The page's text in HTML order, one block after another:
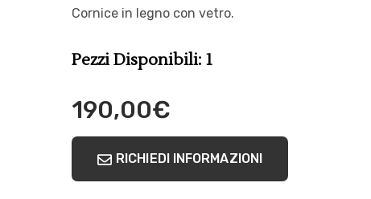
Cornice in legno con vetro.
Pezzi Disponibili: 1
190,00€
RICHIEDI INFORMAZIONI